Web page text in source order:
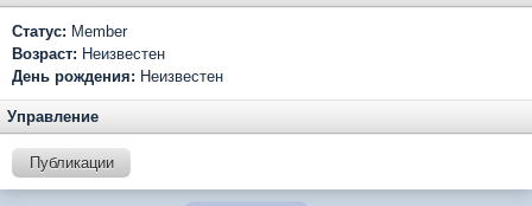
Статус: Member
Возраст: Неизвестен
День рождения: Неизвестен
Управление
Публикации